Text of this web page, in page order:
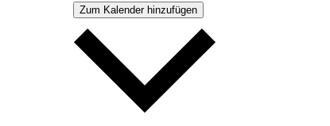
Zum Kalender hinzufügen